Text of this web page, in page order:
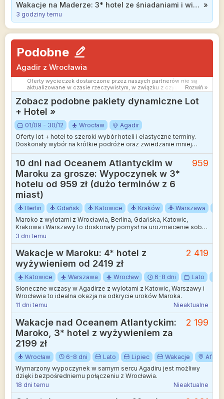
Wakacje na Maderze: 3* hotel ze śniadaniami i widokiem na ocean od 2399 zł »
3 godziny temu
Podobne
Agadir z Wrocławia
Oferty wycieczek dostarczone przez naszych partnerów nie są
aktualizowane w czasie rzeczywistym, w związku z czym ceny i
Dokładamy wszelkich starań aby rozbieżności były jak najmniejsze.
Rozwiń »
Zobacz podobne pakiety dynamiczne Lot
+ Hotel »
01/09 - 30/12 Wrocław
Agadir
Oferty lot + hotel to szeroki wybór hoteli i elastyczne terminy.
Doskonały wybór na krótkie podróże oraz zwiedzanie mniej
wakacyjnych kierunków.
10 dni nad Oceanem Atlantyckim w
Maroku za grosze: Wypoczynek w 3*
hotelu od 959 zł (dużo terminów z 6
miast)
959
Berlin Gdańsk Katowice Kraków Warszawa
Maroko z wylotami z Wrocławia, Berlina, Gdańska, Katowic,
Krakowa i Warszawy to doskonały pomysł na urozmaicenie sobie
ponurych jesienno-zimowych dni egzotyczną przygodą.
3 dni temu
Wakacje w Maroku: 4* hotel z
wyżywieniem od 2419 zł
2 419
Katowice Warszawa Wrocław 6-8 dni Lato
Słoneczne wczasy w Agadirze z wylotami z Katowic, Warszawy i
Wrocławia to idealna okazja na odkrycie uroków Maroka.
11 dni temu
Nieaktualne
Wakacje nad Oceanem Atlantyckim:
Maroko, 3* hotel z wyżywieniem za
2199 zł
2 199
Wrocław 6-8 dni Lato Lipiec Wakacje
Afryka
Wymarzony wypoczynek w samym sercu Agadiru jest możliwy
dzięki bezpośredniemu połączeniu z Wrocławia.
18 dni temu
Nieaktualne